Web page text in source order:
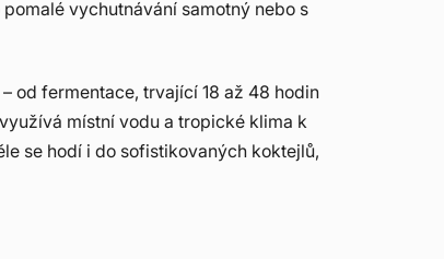
vychutnávání samotný nebo s
od fermentace, trvající 18 až 48 hodin
místní vodu a tropické klima k
se hodí i do sofistikovaných koktejlů,